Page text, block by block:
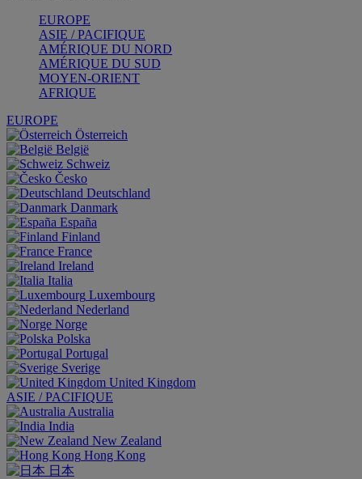
EUROPE
ASIE / PACIFIQUE
AMÉRIQUE DU NORD
AMÉRIQUE DU SUD
MOYEN-ORIENT
AFRIQUE
EUROPE
Österreich
België
Schweiz
Česko
Deutschland
Danmark
España
Finland
France
Ireland
Italia
Luxembourg
Nederland
Norge
Polska
Portugal
Sverige
United Kingdom
ASIE / PACIFIQUE
Australia
India
New Zealand
Hong Kong
日本